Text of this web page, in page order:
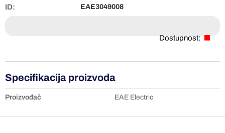
ID: EAE3049008
Dostupnost:
Specifikacija proizvoda
Proizvođač EAE Electric